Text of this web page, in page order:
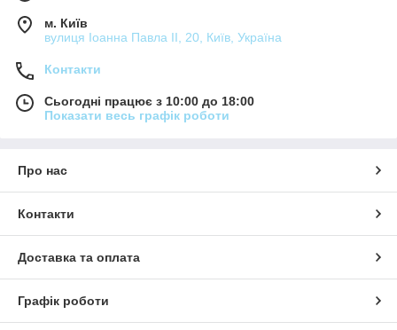
м. Київ
вулиця Іоанна Павла ІІ, 20, Київ, Україна
Контакти
Сьогодні працює з 10:00 до 18:00
Показати весь графік роботи
Про нас
Контакти
Доставка та оплата
Графік роботи